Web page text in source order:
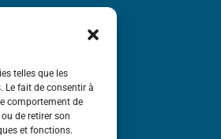
telles que les
Le fait de consentir à
comportement de
de retirer son
et fonctions.